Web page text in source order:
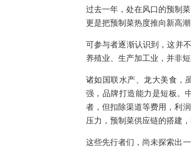
过去一年，处在风口的预制
更是把预制菜热度推向新高潮
可参与者逐渐认识到，这并
养殖业、生产加工业，并非
诸如国联水产、龙大美食，
强，品牌打造能力是短板。
者，但扣除渠道等费用，利
压力，预制菜供应链的搭建，
这些先行者们，尚未探索出